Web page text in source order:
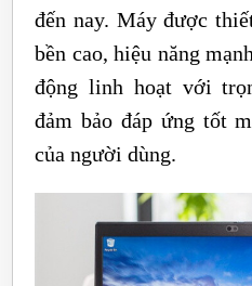
đến nay. Máy được
bền cao, hiệu năng
động linh hoạt với
đảm bảo đáp ứng tốt
của người dùng.